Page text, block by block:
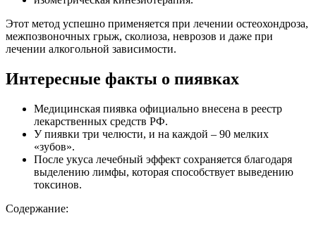
Этот метод успешно применяется при лечении остеохондроза,
межпозвоночных грыж, сколиоза, неврозов и даже при
лечении алкогольной зависимости.
Интересные факты о пиявках
Медицинская пиявка официально внесена в реестр
лекарственных средств РФ.
У пиявки три челюсти, и на каждой – 90 мелких
«зубов».
После укуса лечебный эффект сохраняется благодаря
выделению лимфы, которая способствует выведению
токсинов.
Содержание: